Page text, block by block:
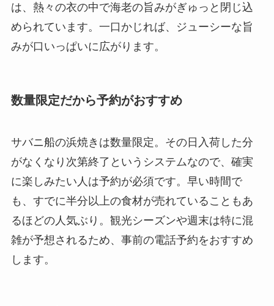
は、熱々の衣の中で海老の旨みがぎゅっと閉じ込
められています。一口かじれば、ジューシーな旨
みが口いっぱいに広がります。
数量限定だから予約がおすすめ
サバニ船の浜焼きは数量限定。その日入荷した分
がなくなり次第終了というシステムなので、確実
に楽しみたい人は予約が必須です。早い時間で
も、すでに半分以上の食材が売れていることもあ
るほどの人気ぶり。観光シーズンや週末は特に混
雑が予想されるため、事前の電話予約をおすすめ
します。